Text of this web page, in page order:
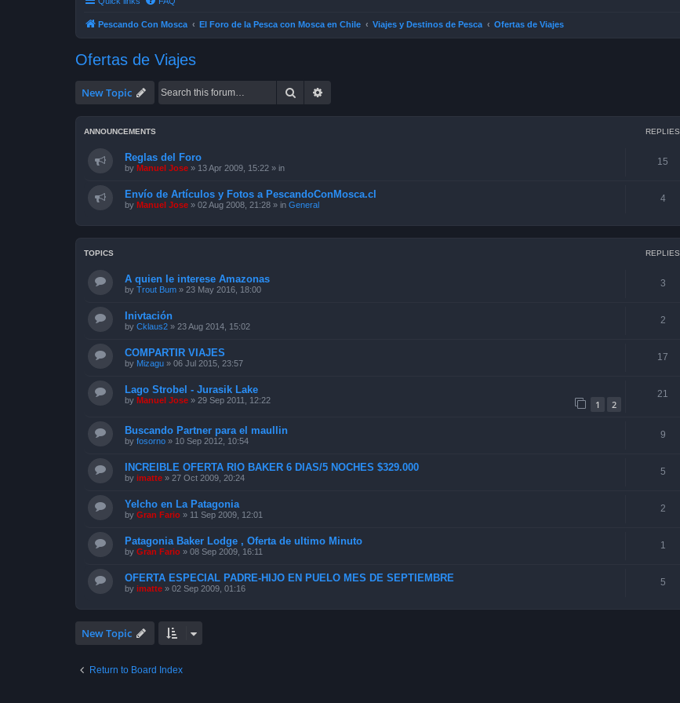
Pescando Con Mosca El Foro de la Pesca con Mosca en Chile Viajes y Destinos de Pesca Ofertas de Viajes
Ofertas de Viajes
New Topic Search
ANNOUNCEMENTS REPLIES
Reglas del Foro
by Manuel Jose » 13 Apr 2009, 15:22 » in
15
Envío de Artículos y Fotos a PescandoConMosca.cl
by Manuel Jose » 02 Aug 2008, 21:28 » in General
4
TOPICS REPLIES
A quien le interese Amazonas
by Trout Bum » 23 May 2016, 18:00
3
Inivtación
by Cklaus2 » 23 Aug 2014, 15:02
2
COMPARTIR VIAJES
by Mizagu » 06 Jul 2015, 23:57
17
Lago Strobel - Jurasik Lake
by Manuel Jose » 29 Sep 2011, 12:22 1 2
21
Buscando Partner para el maullin
by fosorno » 10 Sep 2012, 10:54
9
INCREIBLE OFERTA RIO BAKER 6 DIAS/5 NOCHES $329.000
by imatte » 27 Oct 2009, 20:24
5
Yelcho en La Patagonia
by Gran Fario » 11 Sep 2009, 12:01
2
Patagonia Baker Lodge , Oferta de ultimo Minuto
by Gran Fario » 08 Sep 2009, 16:11
1
OFERTA ESPECIAL PADRE-HIJO EN PUELO MES DE SEPTIEMBRE
by imatte » 02 Sep 2009, 01:16
5
New Topic
Return to Board Index